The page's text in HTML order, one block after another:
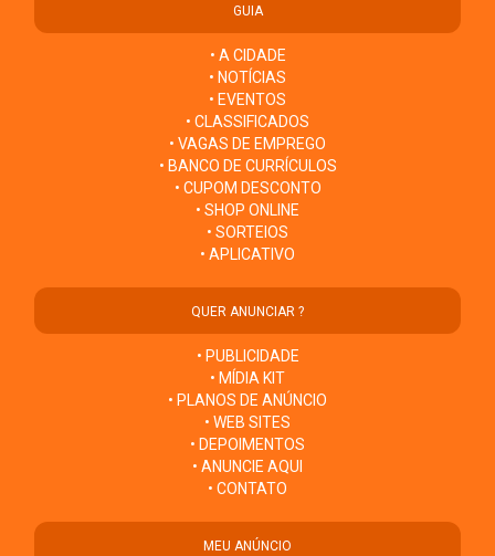
GUIA
• A CIDADE
• NOTÍCIAS
• EVENTOS
• CLASSIFICADOS
• VAGAS DE EMPREGO
• BANCO DE CURRÍCULOS
• CUPOM DESCONTO
• SHOP ONLINE
• SORTEIOS
• APLICATIVO
QUER ANUNCIAR ?
• PUBLICIDADE
• MÍDIA KIT
• PLANOS DE ANÚNCIO
• WEB SITES
• DEPOIMENTOS
• ANUNCIE AQUI
• CONTATO
MEU ANÚNCIO